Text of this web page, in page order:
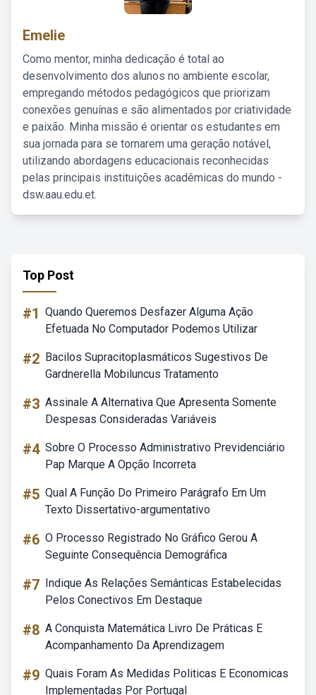
Emelie
Como mentor, minha dedicação é total ao
desenvolvimento dos alunos no ambiente escolar,
empregando métodos pedagógicos que priorizam
conexões genuínas e são alimentados por criatividade
e paixão. Minha missão é orientar os estudantes em
sua jornada para se tornarem uma geração notável,
utilizando abordagens educacionais reconhecidas
pelas principais instituições acadêmicas do mundo -
dsw.aau.edu.et.
Top Post
#1 Quando Queremos Desfazer Alguma Ação
Efetuada No Computador Podemos Utilizar
#2 Bacilos Supracitoplasmáticos Sugestivos De
Gardnerella Mobiluncus Tratamento
#3 Assinale A Alternativa Que Apresenta Somente
Despesas Consideradas Variáveis
#4 Sobre O Processo Administrativo Previdenciário
Pap Marque A Opção Incorreta
#5 Qual A Função Do Primeiro Parágrafo Em Um
Texto Dissertativo-argumentativo
#6 O Processo Registrado No Gráfico Gerou A
Seguinte Consequência Demográfica
#7 Indique As Relações Semânticas Estabelecidas
Pelos Conectivos Em Destaque
#8 A Conquista Matemática Livro De Práticas E
Acompanhamento Da Aprendizagem
#9 Quais Foram As Medidas Politicas E Economicas
Implementadas Por Portugal